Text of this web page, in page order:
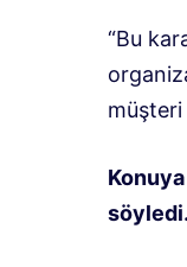
“Bu
müşteri
söyledi.